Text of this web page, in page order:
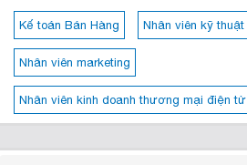
Kế toán Bán Hàng Nhân viên kỹ thuật
Nhân viên marketing
Nhân viên kinh doanh thương mại điện tử